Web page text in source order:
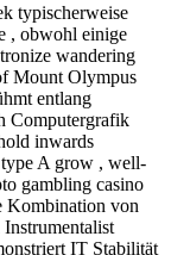
typischerweise
, obwohl einige
wandering
Mount Olympus
entlang
Computergrafik
inwards
A grow , well-
gambling casino
Kombination von
IT Stabilität